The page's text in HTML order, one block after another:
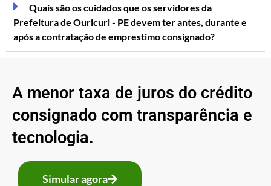
Quais são os cuidados que os servidores da
Prefeitura de Ouricuri - PE devem ter antes, durante e
após a contratação de emprestimo consignado?
A menor taxa de juros do crédito
consignado com transparência e
tecnologia.
Simular agora